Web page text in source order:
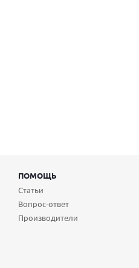
ПОМОЩЬ
Статьи
Вопрос-ответ
Производители